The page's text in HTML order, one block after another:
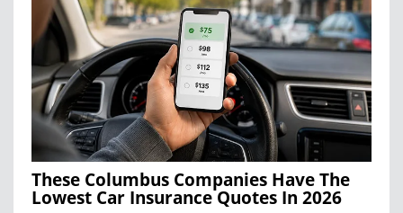
These Columbus Companies Have The
Lowest Car Insurance Quotes In 2026